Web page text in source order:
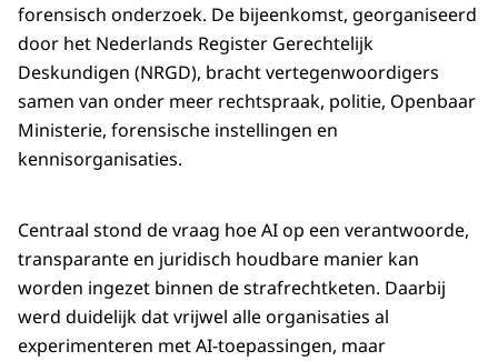
forensisch onderzoek. De bijeenkomst, georganiseerd
door het Nederlands Register Gerechtelijk
Deskundigen (NRGD), bracht vertegenwoordigers
samen van onder meer rechtspraak, politie, Openbaar
Ministerie, forensische instellingen en
kennisorganisaties.
Centraal stond de vraag hoe AI op een verantwoorde,
transparante en juridisch houdbare manier kan
worden ingezet binnen de strafrechtketen. Daarbij
werd duidelijk dat vrijwel alle organisaties al
experimenteren met AI-toepassingen, maar